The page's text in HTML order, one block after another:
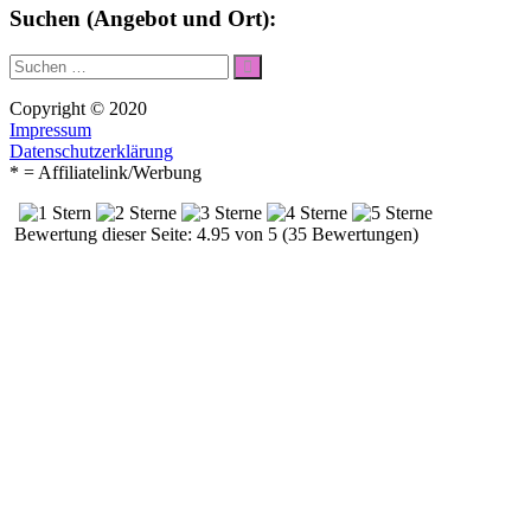
Suchen (Angebot und Ort):
Suche
nach:
Suchen
Copyright © 2020
Impressum
Datenschutzerklärung
* = Affiliatelink/Werbung
Bewertung dieser Seite: 4.95 von 5 (35 Bewertungen)